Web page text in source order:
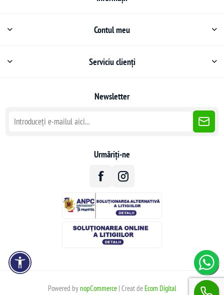
Contul meu
Serviciu clienți
Newsletter
Urmăriți-ne
Powered bynopCommerce| Creat de Ecom Digital